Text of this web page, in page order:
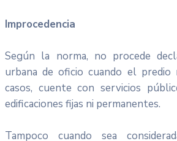
Improcedencia
Según la norma, no procede
urbana de oficio cuando el
casos, cuente con servicios
edificaciones fijas ni permanentes.
Tampoco cuando sea